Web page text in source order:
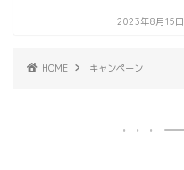
2023年8月15日
HOME キャンペーン